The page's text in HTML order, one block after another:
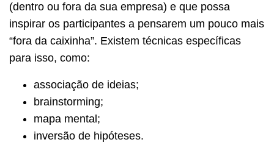
(dentro ou fora da sua empresa) e que possa
inspirar os participantes a pensarem um pouco mais
“fora da caixinha”. Existem técnicas específicas
para isso, como:
associação de ideias;
brainstorming;
mapa mental;
inversão de hipóteses.